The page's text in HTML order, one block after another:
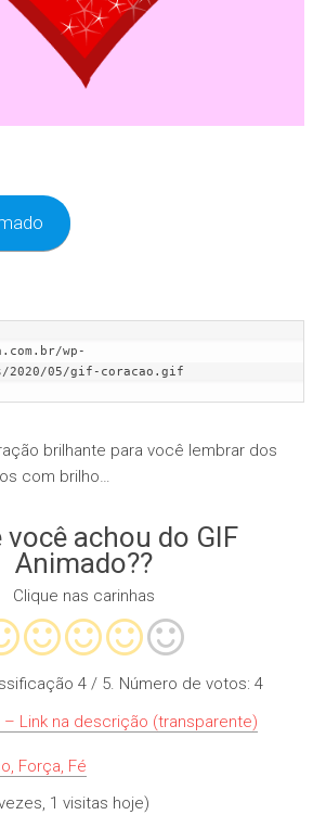
wp-
2020/05/gif-coracao.gif
brilhante para você lembrar dos
com brilho…
você achou do GIF
Animado??
Clique nas carinhas
4/ 5. Número de votos: 4
– Link na descrição (transparente)
Força, Fé
1 visitas hoje)